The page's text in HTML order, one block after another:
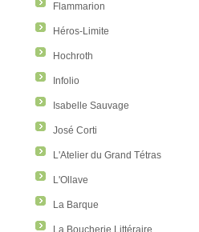
Flammarion
Héros-Limite
Hochroth
Infolio
Isabelle Sauvage
José Corti
L'Atelier du Grand Tétras
L'Ollave
La Barque
La Boucherie Littéraire